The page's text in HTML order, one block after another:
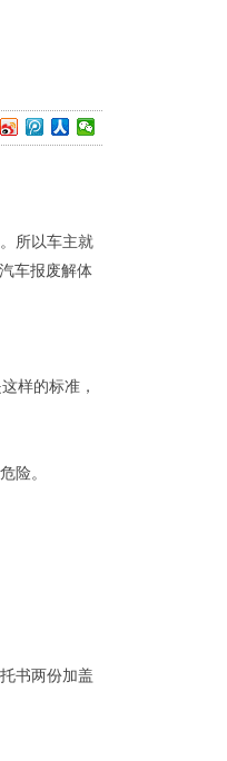
所以车主就
车报废解体
样的标准，
险。
书两份加盖